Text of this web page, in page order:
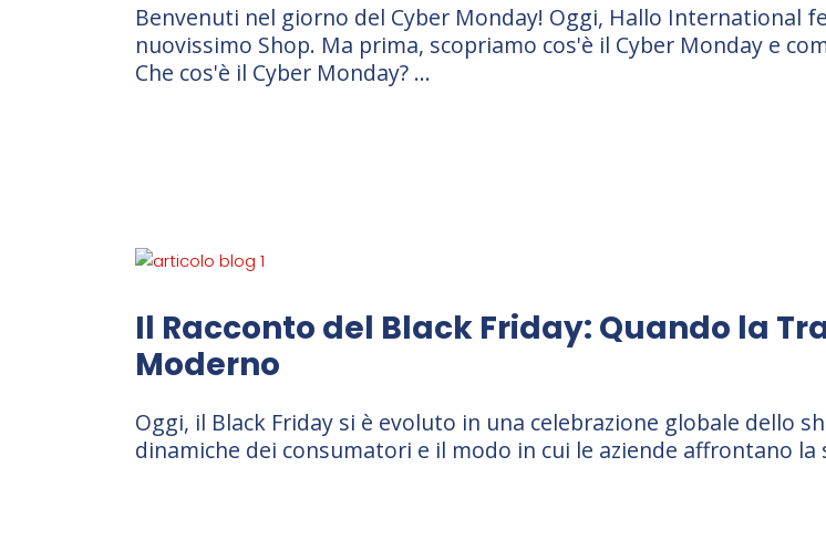
Benvenuti nel giorno del Cyber Monday! Oggi, Hallo International
nuovissimo Shop. Ma prima, scopriamo cos'è il Cyber Monday e
Che cos'è il Cyber Monday?
Il Racconto del Black Friday: Quando la
Moderno
Oggi, il Black Friday si è evoluto in una celebrazione globale dello
dinamiche dei consumatori e il modo in cui le aziende affrontano